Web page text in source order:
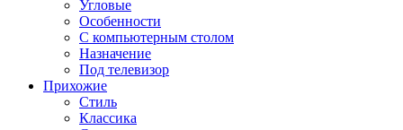
Угловые
Особенности
С компьютерным столом
Назначение
Под телевизор
Прихожие
Стиль
Классика